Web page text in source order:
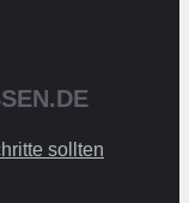
sollten